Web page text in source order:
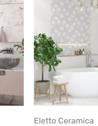
Eletto Ceramica